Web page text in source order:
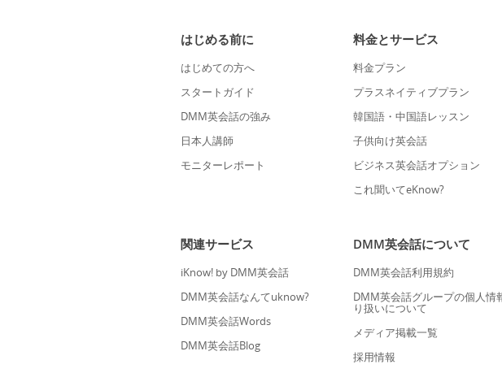
はじめる前に
はじめての方へ
スタートガイド
DMM英会話の強み
日本人講師
モニターレポート
料金とサービス
料金プラン
プラスネイティブプラン
韓国語・中国語レッスン
子供向け英会話
ビジネス英会話オプション
これ聞いてeKnow?
関連サービス
iKnow! by DMM英会話
DMM英会話なんてuknow?
DMM英会話Words
DMM英会話Blog
DMM英会話について
DMM英会話利用規約
DMM英会話グループの個人情
り扱いについて
メディア掲載一覧
採用情報